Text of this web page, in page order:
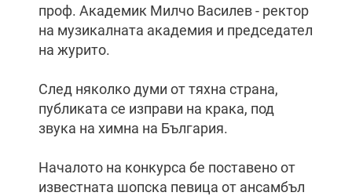
проф. Академик Милчо Василев - ректор
на музикалната академия и председател
на журито.
След няколко думи от тяхна страна,
публиката се изправи на крака, под
звука на химна на България.
Началото на конкурса бе поставено от
известната шопска певица от ансамбъл